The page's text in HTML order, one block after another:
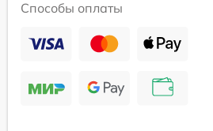
Способы оплаты